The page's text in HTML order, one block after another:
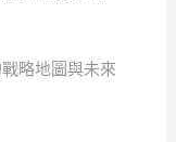
略地圖與未來